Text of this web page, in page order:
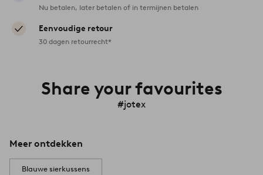
Nu betalen, later betalen of in termijnen betalen
Eenvoudige retour
30 dagen retourrecht*
Share your favourites
#jotex
Meer ontdekken
Blauwe sierkussens